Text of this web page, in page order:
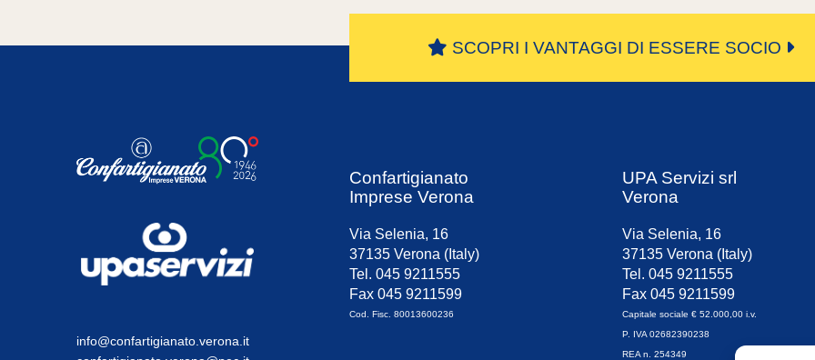
SCOPRI I VANTAGGI DI ESSERE SOCIO
info@confartigianato.verona.it
Confartigianato
Imprese Verona
Via Selenia, 16
37135 Verona (Italy)
Tel. 045 9211555
Fax 045 9211599
Cod. Fisc. 80013600236
UPA Servizi srl
Verona
Via Selenia, 16
37135 Verona (Italy)
Tel. 045 9211555
Fax 045 9211599
Capitale sociale € 52.000,00 i.v.
P. IVA 02682390238
REA n. 254349